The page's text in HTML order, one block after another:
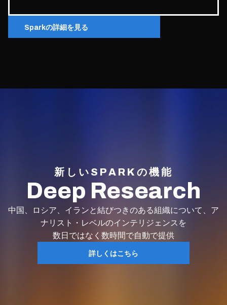
Sparkの詳細を見る
新しいSPARKの機能
Deep Research
中国、ロシア、イランと結びつきのある組織について、ア
ナリスト・レベルのインテリジェンスを
数日ではなく数時間で自動で提供
詳しくはこちら